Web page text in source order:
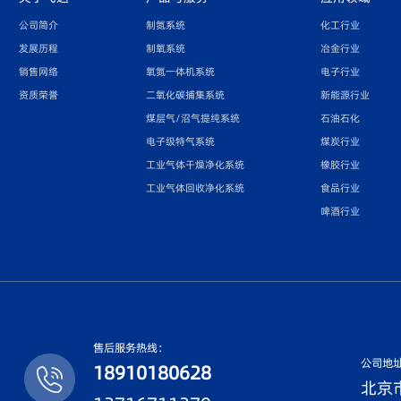
公司简介
发展历程
销售网络
资质荣誉
制氮系统
制氧系统
氧氮一体机系统
二氧化碳捕集系统
煤层气/沼气提纯系统
电子级特气系统
工业气体干燥净化系统
工业气体回收净化系统
化工行业
冶金行业
电子行业
新能源行业
石油石化
煤炭行业
橡胶行业
食品行业
啤酒行业
售后服务热线：
18910180628
公司地
北京